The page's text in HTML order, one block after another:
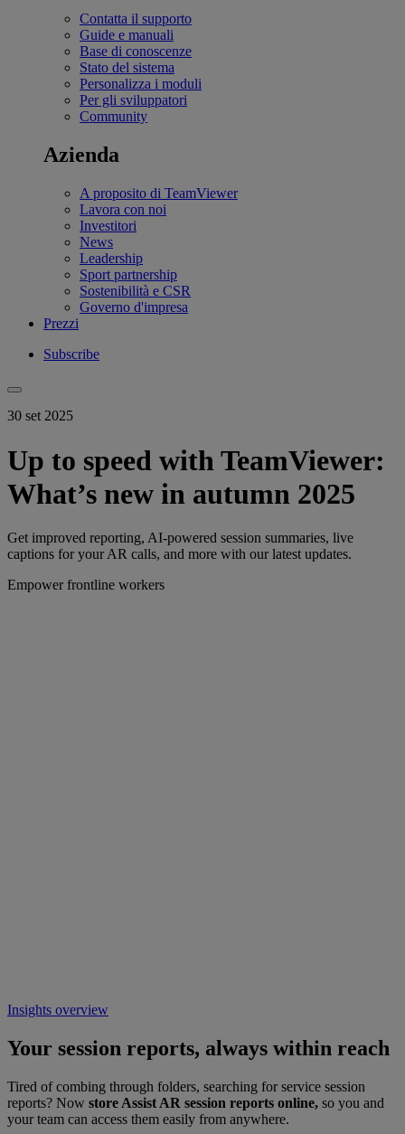
Contatta il supporto
Guide e manuali
Base di conoscenze
Stato del sistema
Personalizza i moduli
Per gli sviluppatori
Community
Azienda
A proposito di TeamViewer
Lavora con noi
Investitori
News
Leadership
Sport partnership
Sostenibilità e CSR
Governo d'impresa
Prezzi
Subscribe
30 set 2025
Up to speed with TeamViewer:
What’s new in autumn 2025
Get improved reporting, AI-powered session summaries, live
captions for your AR calls, and more with our latest updates.
Empower frontline workers
Insights overview
Your session reports, always within reach
Tired of combing through folders, searching for service session
reports? Now store Assist AR session reports online, so you and
your team can access them easily from anywhere.